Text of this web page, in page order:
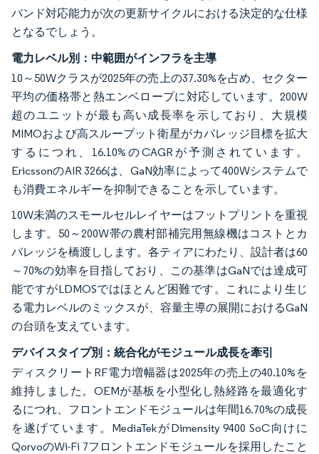
バンド対応能力が次の更新サイクルにおける決定的な仕様
となるでしょう。
電力レベル別：中範囲がインフラを主導
10～50Wクラスが2025年の売上の37.30%を占め、セクター
平均の価格帯と熱エンベロープに対応しています。200W
超のユニットが最も高い成長率を示しており、大規模
MIMOおよび高スループット衛星がカバレッジ目標を拡大
するにつれ、16.10%のCAGRが予測されています。
EricssonのAIR 3266は、GaN効率によって400Wシステムで
も消費エネルギーを抑制できることを示しています。
10W未満のスモールセルレイヤーはフットプリントを重視
します。50～200W帯の農村部補完用無線機はコストとカ
バレッジを橋渡しします。各ティアにわたり、設計者は60
～70%の効率を目指しており、この基準はGaNでは達成可
能ですがLDMOSではほとんど困難です。これにより生じ
る電力レベルのミックスが、容量主導の展開におけるGaN
の台頭を支えています。
デバイスタイプ別：統合化がモジュール成長を牽引
ディスクリートRF電力増幅器は2025年の売上の40.10%を
維持しました。OEMが基板を小型化し熱経路を最適化す
るにつれ、フロントエンドモジュールは年間16.70%の成長
を遂げています。MediaTekがDimensity 9400 SoC向けに
QorvoのWi-Fi 7フロントエンドモジュールを採用したこと